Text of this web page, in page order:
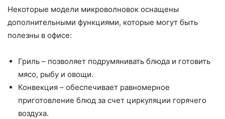
Некоторые модели микроволновок оснащены
дополнительными функциями, которые могут быть
полезны в офисе:
Гриль – позволяет подрумянивать блюда и готовить
мясо, рыбу и овощи.
Конвекция – обеспечивает равномерное
приготовление блюд за счет циркуляции горячего
воздуха.